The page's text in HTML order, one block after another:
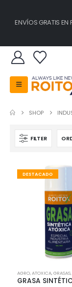
ENVÍOS GRATIS
SHOP
FILTER
DESTACADO
AGRO,ATOXICA,GRASAS,